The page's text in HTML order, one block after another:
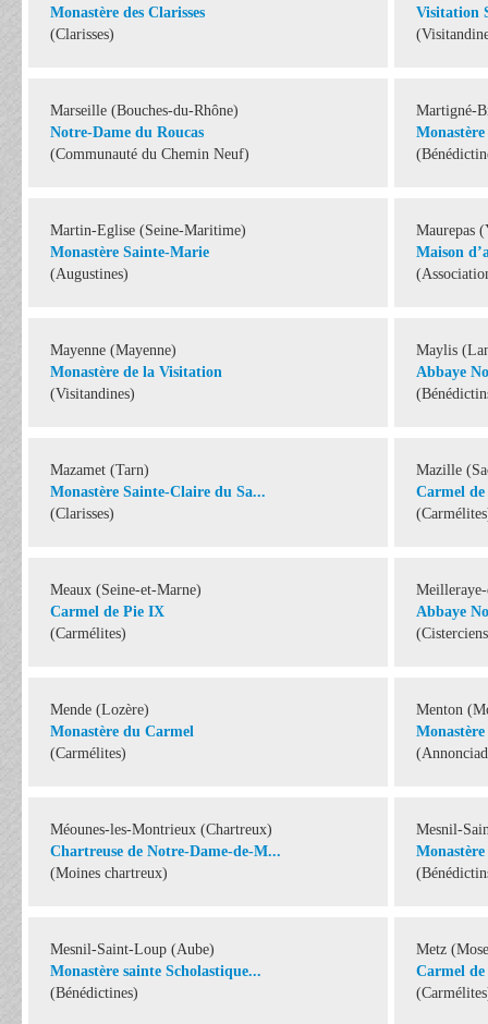
Monastère des Clarisses
(Clarisses)
Visitation
Marseille (Bouches-du-Rhône)
Notre-Dame du Roucas
(Communauté du Chemin Neuf)
Martigné-
Martin-Eglise (Seine-Maritime)
Monastère Sainte-Marie
(Augustines)
Maurepas
Maison
Mayenne (Mayenne)
Monastère de la Visitation
(Visitandines)
Maylis
Abbaye
Mazamet (Tarn)
Monastère Sainte-Claire du Sa...
(Clarisses)
Mazille
Carmel
Meaux (Seine-et-Marne)
Carmel de Pie IX
(Carmélites)
Abbaye
Mende (Lozère)
Monastère du Carmel
(Carmélites)
Menton
Méounes-les-Montrieux (Chartreux)
Chartreuse de Notre-Dame-de-M...
(Moines chartreux)
Mesnil-
Mesnil-Saint-Loup (Aube)
Monastère sainte Scholastique...
(Bénédictines)
Metz
Carmel